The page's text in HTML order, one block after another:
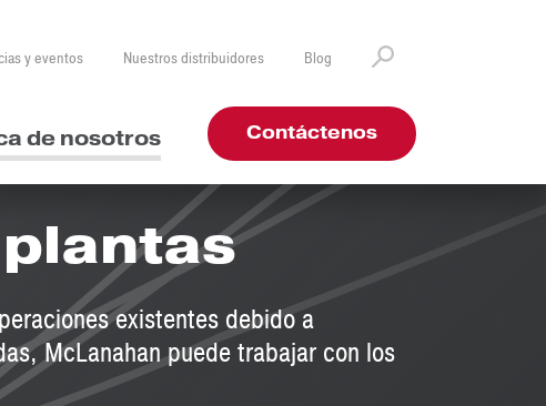
y eventos Nuestros distribuidores Blog
de nosotros Contáctenos
existentes debido a
McLanahan puede trabajar con los